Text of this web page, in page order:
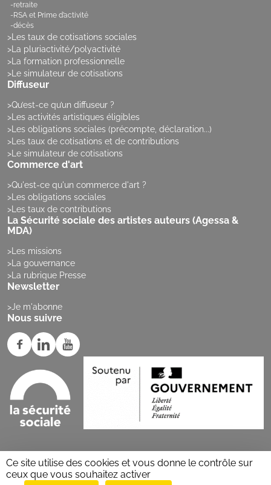
retraite
RSA et Prime d’activité
décès
Les taux de cotisations sociales
La pluriactivité/polyactivité
La formation professionnelle
Le simulateur de cotisations
Diffuseur
Qu’est-ce qu’un diffuseur ?
Les activités artistiques éligibles
Les obligations sociales (précompte, déclaration...)
Les taux de cotisations et de contributions
Le simulateur de cotisations
Commerce d'art
Qu'est-ce qu'un commerce d'art ?
Les obligations sociales
Les taux de contributions
La Sécurité sociale des artistes auteurs (Agessa &
MDA)
Les missions
La gouvernance
La rubrique Presse
Newsletter
Je m'abonne
Nous suivre
© 2026 secu-artistes-auteurs.fr
Ce site utilise des cookies et vous donne le contrôle sur
ceux que vous souhaitez activer